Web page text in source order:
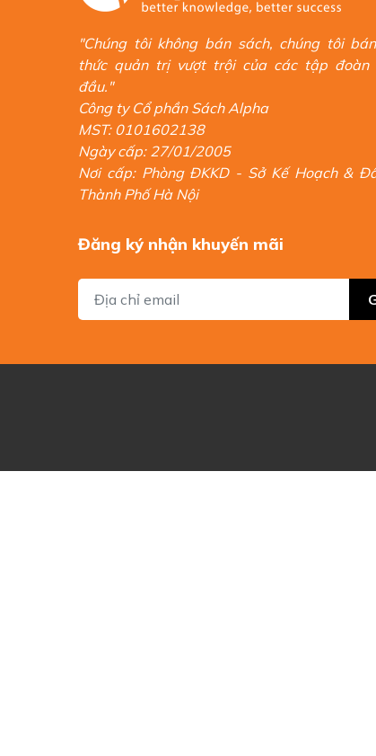
"Chúng tôi không bán sách, chúng tôi
thức quản trị vượt trội của các tập đoàn
đầu."
Công ty Cổ phần Sách Alpha
MST: 0101602138
Ngày cấp: 27/01/2005
Nơi cấp: Phòng ĐKKD - Sở Kế Hoạch &
Thành Phố Hà Nội
Đăng ký nhận khuyến mãi